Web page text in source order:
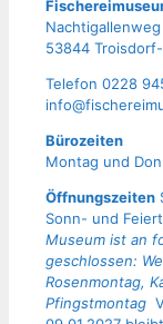
53844
Tele­fon 0228
Büro­zei­ten
Mon­tag und
Öffnungszeiten
Sonn- und
Museum ist an
geschlossen:
Rosenmontag,
Pfingstmontag